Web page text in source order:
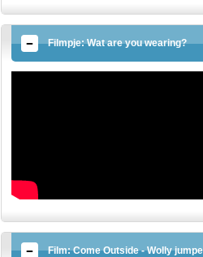
Filmpje: Wat are you wearing?
Film: Come Outside - Wolly